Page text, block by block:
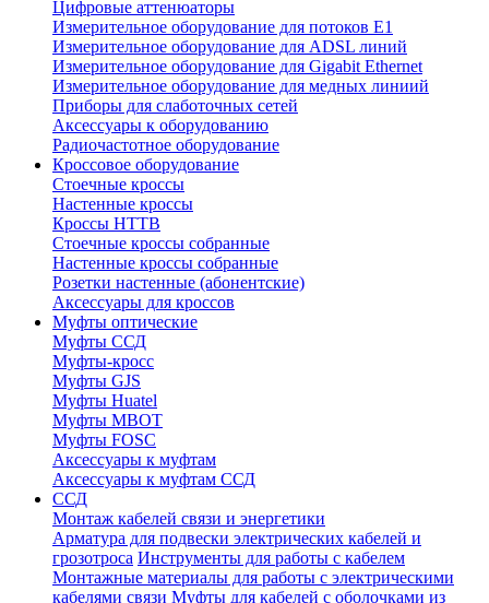
Цифровые аттенюаторы
Измерительное оборудование для потоков Е1
Измерительное оборудование для ADSL линий
Измерительное оборудование для Gigabit Ethernet
Измерительное оборудование для медных линиий
Приборы для слаботочных сетей
Аксессуары к оборудованию
Радиочастотное оборудование
Кроссовое оборудование
Стоечные кроссы
Настенные кроссы
Кроссы HTTB
Стоечные кроссы собранные
Настенные кроссы собранные
Розетки настенные (абонентские)
Аксессуары для кроссов
Муфты оптические
Муфты ССД
Муфты-кросс
Муфты GJS
Муфты Huatel
Муфты МВОТ
Муфты FOSC
Аксессуары к муфтам
Аксессуары к муфтам ССД
ССД
Монтаж кабелей связи и энергетики
Арматура для подвески электрических кабелей и
грозотроса Инструменты для работы с кабелем
Монтажные материалы для работы с электрическими
кабелями связи Муфты для кабелей с оболочками из